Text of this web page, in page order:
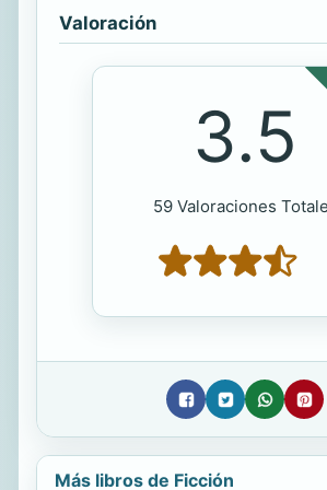
Valoración
3.5
59 Valoraciones
Más libros de Ficción